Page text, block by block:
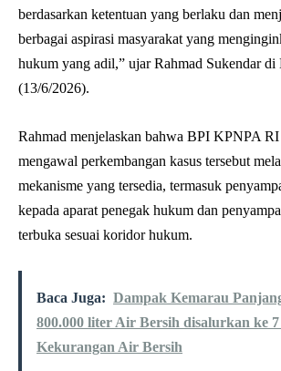
berdasarkan ketentuan yang berlaku dan
berbagai aspirasi masyarakat yang
hukum yang adil,” ujar Rahmad Sukendar di
(13/6/2026).
Rahmad menjelaskan bahwa BPI KPNPA
mengawal perkembangan kasus tersebut
mekanisme yang tersedia, termasuk
kepada aparat penegak hukum dan
terbuka sesuai koridor hukum.
Baca Juga: Dampak Kemarau
800.000 liter Air Bersih disalurkan ke 7
Kekurangan Air Bersih